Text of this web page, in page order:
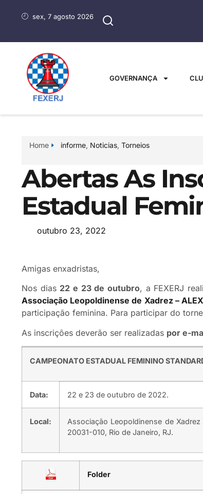
sex, 7 agosto 2026
GOVERNANÇA
Home informe, Noticias, Torneios
Abertas As
Estadual
outubro 23, 2022
Amigas enxadristas,
Nos dias 22 e 23 de outubro, a FEXERJ
Associação Leopoldinense de Xadrez – ALEX
participação feminina. Para participar do
As inscrições deverão ser realizadas por e-
CAMPEONATO ESTADUAL FEMININO
Data: 22 e 23 de outubro de 2022.
Local:
Associação Leopoldinense de
20031-010, Rio de Janeiro, RJ.
Folder